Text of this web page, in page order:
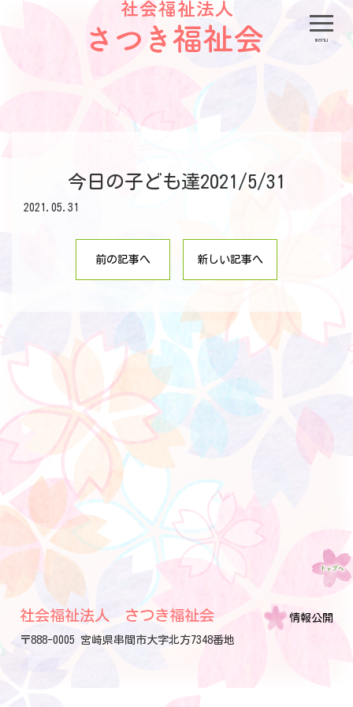
menu
今日の子ども達2021/5/31
2021.05.31
前の記事へ 新しい記事へ
社会福祉法人 さつき福祉会
〒888-0005 宮崎県串間市大字北方7348番地
情報公開